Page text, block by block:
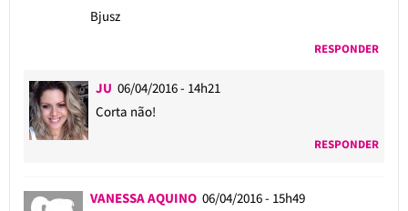
Bjusz
RESPONDER
JU 06/04/2016 - 14h21
Corta não!
RESPONDER
VANESSA AQUINO 06/04/2016 - 15h49